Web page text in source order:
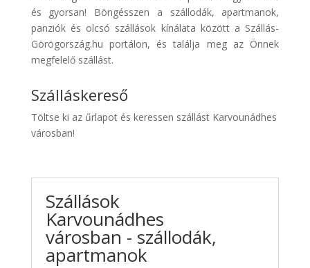
Discover
Cars
Transzfer
Kiwi
Taxi
és gyorsan! Böngésszen a szállodák, apartmanok,
panziók és olcsó szállások kínálata között a Szállás-
Görögország.hu portálon, és találja meg az Önnek
megfelelő szállást.
Szálláskereső
Töltse ki az űrlapot és keressen szállást Karvounádhes
városban!
Szállások
Karvounádhes
városban - szállodák,
apartmanok